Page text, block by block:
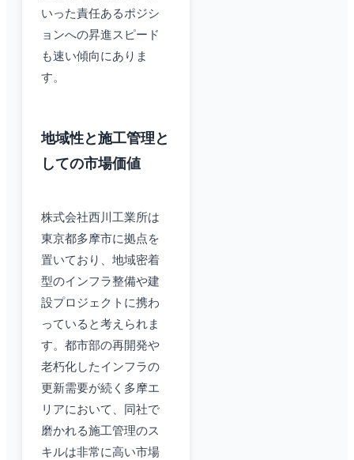
いった責任あるポジシ
ョンへの昇進スピード
も速い傾向にありま
す。
地域性と施工管理と
しての市場価値
株式会社西川工業所は
東京都多摩市に拠点を
置いており、地域密着
型のインフラ整備や建
設プロジェクトに携わ
っていると考えられま
す。都市部の再開発や
老朽化したインフラの
更新需要が続く多摩エ
リアにおいて、同社で
磨かれる施工管理のス
キルは非常に高い市場